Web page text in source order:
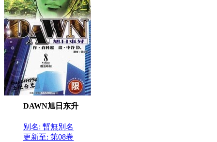
DAWN旭日东升
别名: 暫無別名
更新至: 第08卷